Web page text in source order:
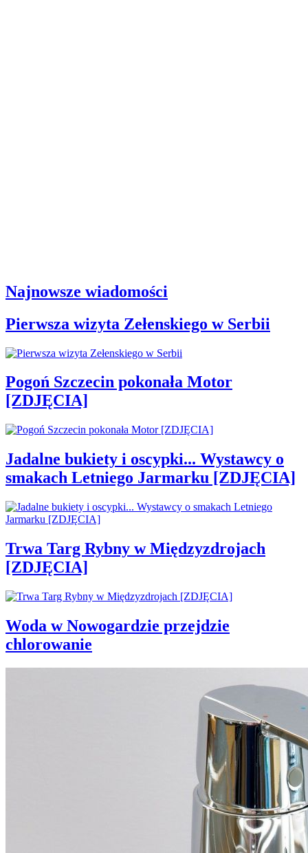
Najnowsze wiadomości
Pierwsza wizyta Zełenskiego w Serbii
Pogoń Szczecin pokonała Motor
[ZDJĘCIA]
Jadalne bukiety i oscypki... Wystawcy o
smakach Letniego Jarmarku [ZDJĘCIA]
Trwa Targ Rybny w Międzyzdrojach
[ZDJĘCIA]
Woda w Nowogardzie przejdzie
chlorowanie